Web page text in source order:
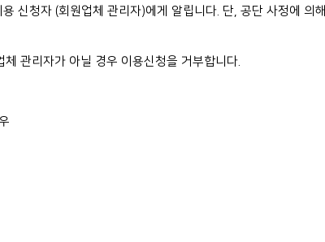
신청자 (회원업체 관리자)에게 알립니다. 단, 공단 사정에 의해
관리자가 아닐 경우 이용신청을 거부합니다.